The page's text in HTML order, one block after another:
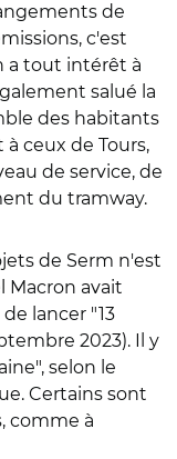
de
c'est
a tout intérêt à
salué la
des habitants
ceux de Tours,
de service, de
du tramway.
de Serm n'est
Macron avait
lancer "13
2023). Il y
selon le
Certains sont
comme à